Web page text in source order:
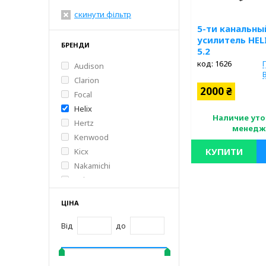
5-ти
усилитель
5.2
код: 1626
2000 ₴
Наличие
КУПИТИ
скинути фільтр
БРЕНДИ
Audison
Clarion
Focal
Helix
Hertz
Kenwood
Kicx
Nakamichi
Oris
ЦІНА
Від до